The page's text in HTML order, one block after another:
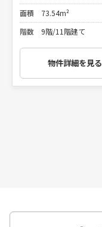
面積
73.54m²
階数
9階/11階建て
物件詳細を見る